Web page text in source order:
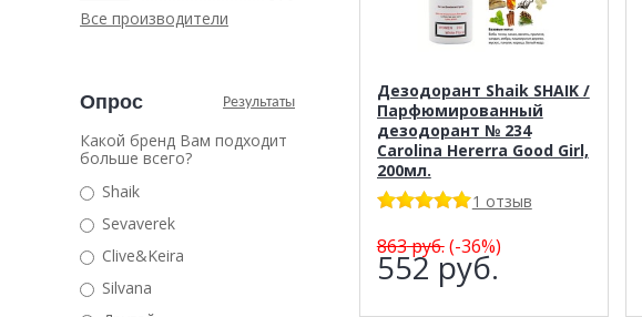
Все производители
Опрос Результаты
Какой бренд Вам подходит
больше всего?
Shaik
Sevaverek
Clive&Keira
Silvana
Дезодорант Shaik SHAIK /
Парфюмированный
дезодорант № 234
Carolina Hererra Good Girl,
200мл.
1 отзыв
863руб.(-36%)
552 руб.